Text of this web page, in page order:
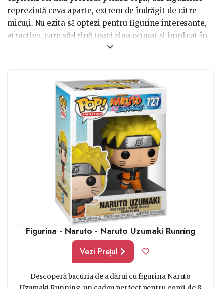
reprezintă ceva aparte, extrem de îndrăgit de către
micuți. Nu ezita să optezi pentru figurine interesante,
atractive, care să-l țină toată ziua ocupat și implicat în
activitățile sale. De asemenea, dacă copilașul are
din acele filmulețe pentru copii. Acest lucru îl va fascina
și bucura nespus de mult, acea figurină devenind o
jucărie preferată.
Figurina - Naruto - Naruto Uzumaki Running
Vezi Prețul
Descoperă bucuria de a dărui cu figurina Naruto